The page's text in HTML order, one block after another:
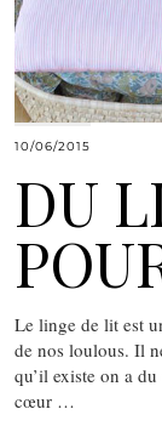
10/06/2015
DU
Le linge de lit est
de nos loulous. Il
qu’il existe on a
cœur …